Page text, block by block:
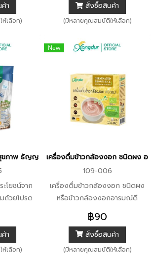
ม่ทานหวาน
ด ไม่มี
า
เลือก)
ทรานส์
สั่งซื้อสินค้า
(มีหลายคุณสมบัติให้เลือก)
ภาพ ธัญญาหาร 8 ชนิด ซุปลูกเดือยชาเขียวใบหม่
โยชน์จาก
ถ้วยโปรด
อร์แกนิคที่
มิน และแร่
งกาย
า
เลือก)
New
เครื่องดื่มข้าวกล้องงอก ชนิดผง อ
109-006
เครื่องดื่มข้าวกล้องงอก ชนิดผง
หรือข้าวกล้องงอกอารมณ์ดี
เป็นการนำข้าวกล้องออร์แกนิคที่
ผ่านการคัดสรร และเพาะปลูกโดยไม่
ใช้สารเคมี (Organic Process)
จากชุมชนชาวนาเกษตรอินทรีย์
฿90
สั่งซื้อสินค้า
(มีหลายคุณสมบัติให้เลือก)